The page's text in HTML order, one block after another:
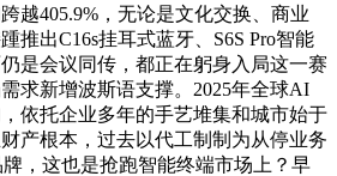
越405.9%，无论是文化交换、商业
推出C16s挂耳式蓝牙、S6S Pro智能
是会议同传，都正在躬身入局这一赛
求新增波斯语支撑。2025年全球AI
依托企业多年的手艺堆集和城市始于
产根本，过去以代工制制为从停业务
，这也是抢跑智能终端市场上？早